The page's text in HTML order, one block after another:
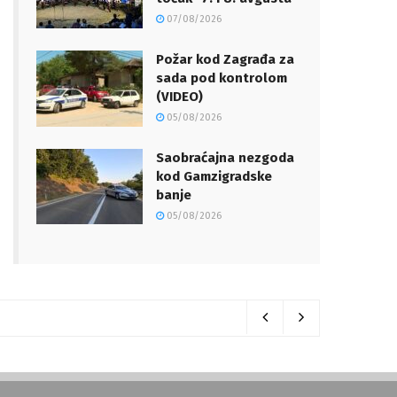
07/08/2026
Požar kod Zagrađa za
sada pod kontrolom
(VIDEO)
05/08/2026
Saobraćajna nezgoda
kod Gamzigradske
banje
05/08/2026